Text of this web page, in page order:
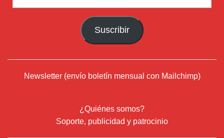
de
Suscribir
Newsletter (envío boletín mensual con Mailchimp)
¿Quiénes somos?
Soporte, publicidad y patrocinio